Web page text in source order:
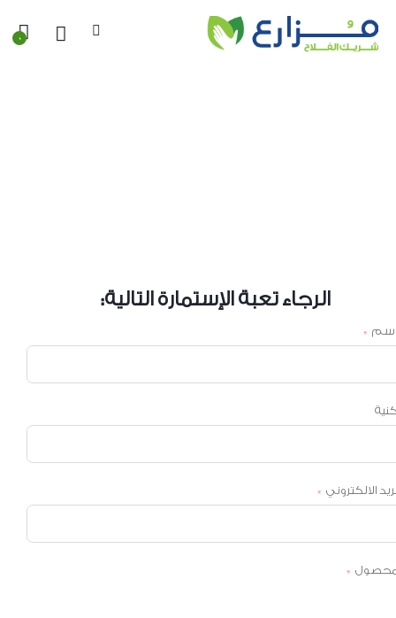
0
الرجاء تعبة الإستمارة التالية:
الالكتروني